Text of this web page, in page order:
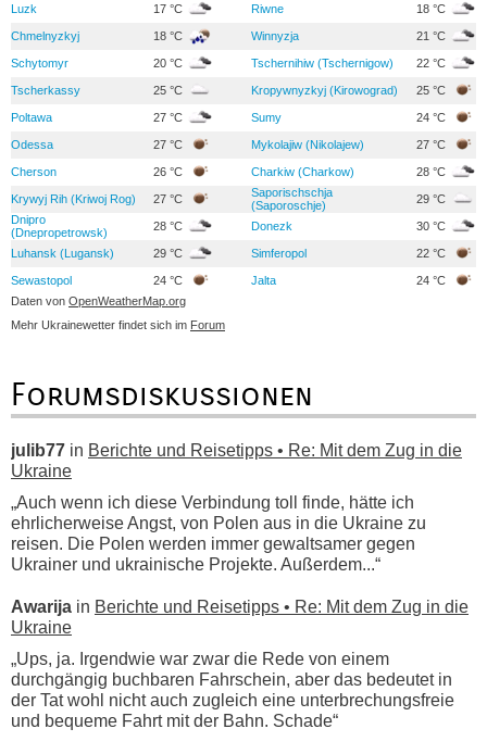
Luzk 17 °C Riwne 18 °C
Chmelnyzkyj 18 °C Winnyzja 21 °C
Schytomyr 20 °C Tschernihiw (Tschernigow) 22 °C
Tscherkassy 25 °C Kropywnyzkyj (Kirowograd) 25 °C
Poltawa 27 °C Sumy 24 °C
Odessa 27 °C Mykolajiw (Nikolajew) 27 °C
Cherson 26 °C Charkiw (Charkow) 28 °C
Krywyj Rih (Kriwoj Rog) 27 °C
Saporischschja
(Saporoschje)
29 °C
Dnipro
(Dnepropetrowsk)
28 °C Donezk 30 °C
Luhansk (Lugansk) 29 °C Simferopol 22 °C
Sewastopol 24 °C Jalta
24 °C
Daten von OpenWeatherMap.org
Mehr Ukrainewetter findet sich im Forum
Forumsdiskussionen
julib77 in Berichte und Reisetipps • Re: Mit dem Zug in die
Ukraine
„Auch wenn ich diese Verbindung toll finde, hätte ich
ehrlicherweise Angst, von Polen aus in die Ukraine zu
reisen. Die Polen werden immer gewaltsamer gegen
Ukrainer und ukrainische Projekte. Außerdem...“
Awarija in Berichte und Reisetipps • Re: Mit dem Zug in die
Ukraine
„Ups, ja. Irgendwie war zwar die Rede von einem
durchgängig buchbaren Fahrschein, aber das bedeutet in
der Tat wohl nicht auch zugleich eine unterbrechungsfreie
und bequeme Fahrt mit der Bahn. Schade“